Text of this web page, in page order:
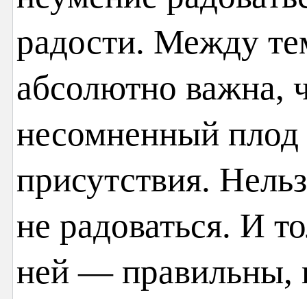
радости. Между
абсолютно важна,
несомненный
присутствия.
не радоваться. И
ней — правильны,